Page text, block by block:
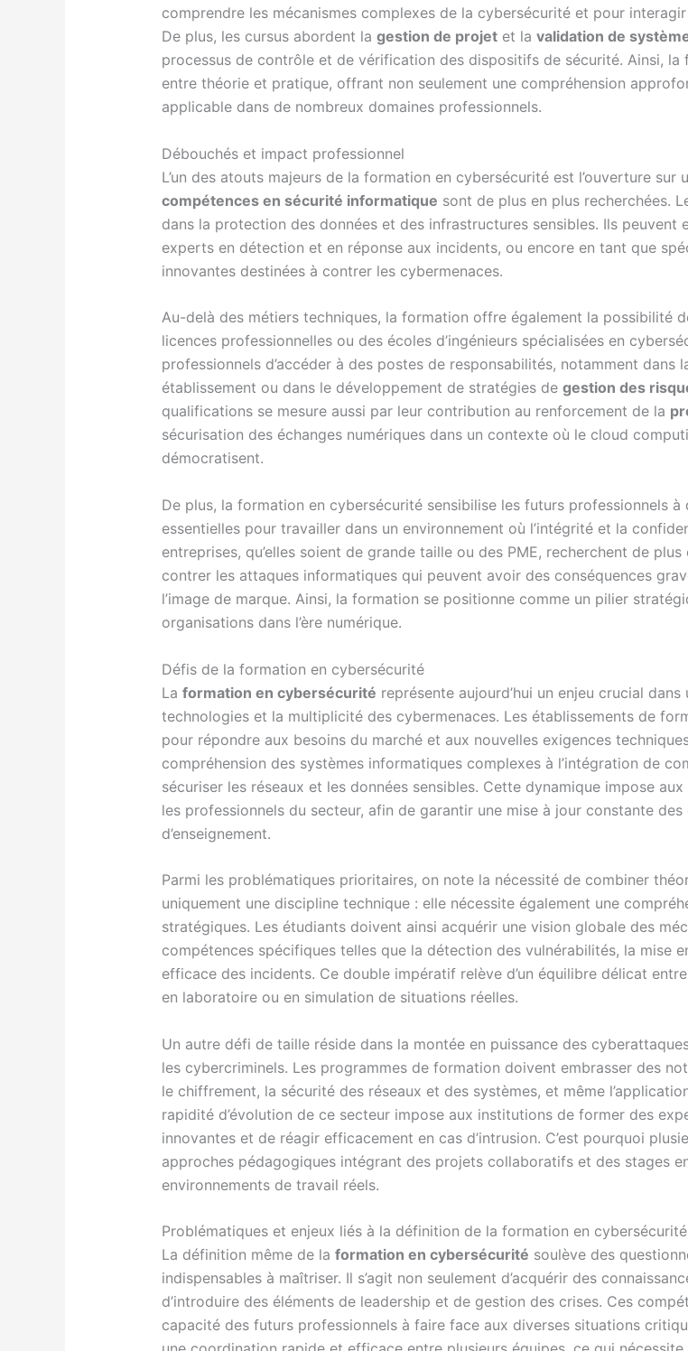
comprendre les mécanismes complexes de la cybersécurité et pour
De plus, les cursus abordent la gestion de projetet la validation de
processus de contrôle et de vérification des dispositifs de sécurité. Ainsi,
entre théorie et pratique, offrant non seulement une compréhension
applicable dans de nombreux domaines professionnels.
Débouchés et impact professionnel
L’un des atouts majeurs de la formation en cybersécurité est l’ouverture
compétences en sécurité informatique sont de plus en plus recherchées.
dans la protection des données et des infrastructures sensibles. Ils peuvent
experts en détection et en réponse aux incidents, ou encore en tant que
innovantes destinées à contrer les cybermenaces.
Au-delà des métiers techniques, la formation offre également la possibilité
licences professionnelles ou des écoles d’ingénieurs spécialisées en
professionnels d’accéder à des postes de responsabilités, notamment dans
établissement ou dans le développement de stratégies de gestion des
qualifications se mesure aussi par leur contribution au renforcement de la
sécurisation des échanges numériques dans un contexte où le cloud
démocratisent.
De plus, la formation en cybersécurité sensibilise les futurs professionnels
essentielles pour travailler dans un environnement où l’intégrité et la
entreprises, qu’elles soient de grande taille ou des PME, recherchent de
contrer les attaques informatiques qui peuvent avoir des conséquences
l’image de marque. Ainsi, la formation se positionne comme un pilier
organisations dans l’ère numérique.
Défis de la formation en cybersécurité
La formation en cybersécurité représente aujourd’hui un enjeu crucial
technologies et la multiplicité des cybermenaces. Les établissements de
pour répondre aux besoins du marché et aux nouvelles exigences
compréhension des systèmes informatiques complexes à l’intégration de
sécuriser les réseaux et les données sensibles. Cette dynamique impose
les professionnels du secteur, afin de garantir une mise à jour constante
d’enseignement.
Parmi les problématiques prioritaires, on note la nécessité de combiner
uniquement une discipline technique : elle nécessite également une
stratégiques. Les étudiants doivent ainsi acquérir une vision globale des
compétences spécifiques telles que la détection des vulnérabilités, la mise
efficace des incidents. Ce double impératif relève d’un équilibre délicat
en laboratoire ou en simulation de situations réelles.
Un autre défi de taille réside dans la montée en puissance des
les cybercriminels. Les programmes de formation doivent embrasser des
le chiffrement, la sécurité des réseaux et des systèmes, et même
rapidité d’évolution de ce secteur impose aux institutions de former des
innovantes et de réagir efficacement en cas d’intrusion. C’est pourquoi
approches pédagogiques intégrant des projets collaboratifs et des stages
environnements de travail réels.
Problématiques et enjeux liés à la définition de la formation en cybersécurité
La définition même de la formation en cybersécurité soulève des
indispensables à maîtriser. Il s’agit non seulement d’acquérir des
d’introduire des éléments de leadership et de gestion des crises. Ces
capacité des futurs professionnels à faire face aux diverses situations